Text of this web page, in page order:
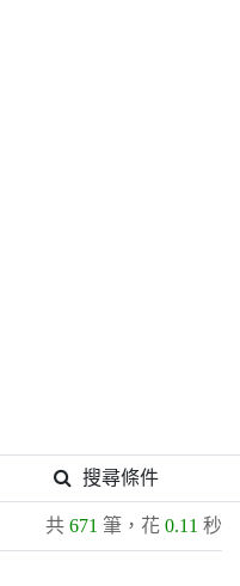
搜尋條件
共 671 筆，花 0.11 秒